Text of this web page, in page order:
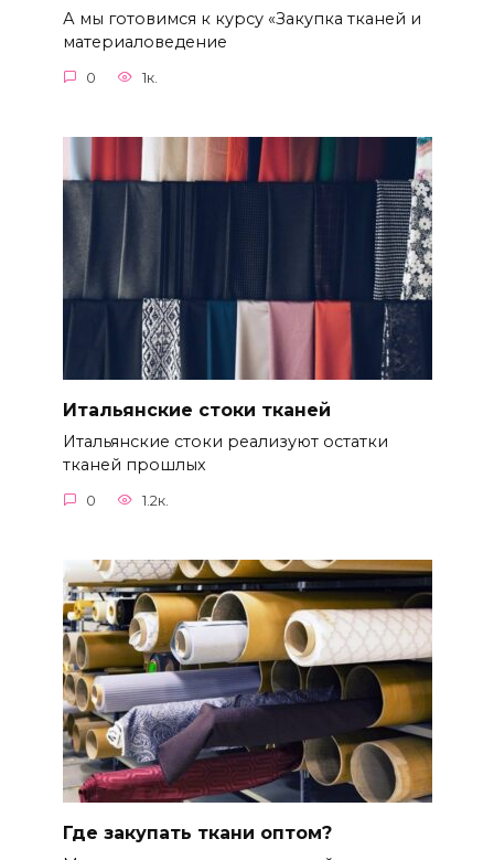
А мы готовимся к курсу «Закупка тканей и
материаловедение
0 1к.
Итальянские стоки тканей
Итальянские стоки реализуют остатки
тканей прошлых
0 1.2к.
Где закупать ткани оптом?